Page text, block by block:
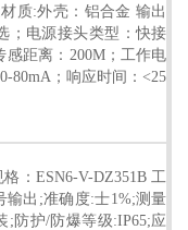
质:外壳：铝合金 输出
；电源接头类型：快接
距离：200M；工作电
80mA；响应时间：<25
：ESN6-V-DZ351B 工
输出;准确度:士1%;测量
;防护/防爆等级:IP65;应